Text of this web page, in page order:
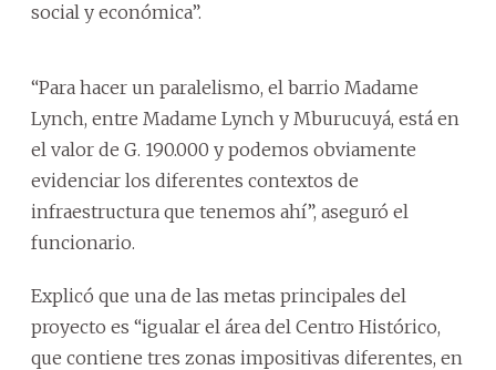
social y económica”.
“Para hacer un paralelismo, el barrio Madame
Lynch, entre Madame Lynch y Mburucuyá, está en
el valor de G. 190.000 y podemos obviamente
evidenciar los diferentes contextos de
infraestructura que tenemos ahí”, aseguró el
funcionario.
Explicó que una de las metas principales del
proyecto es “igualar el área del Centro Histórico,
que contiene tres zonas impositivas diferentes, en